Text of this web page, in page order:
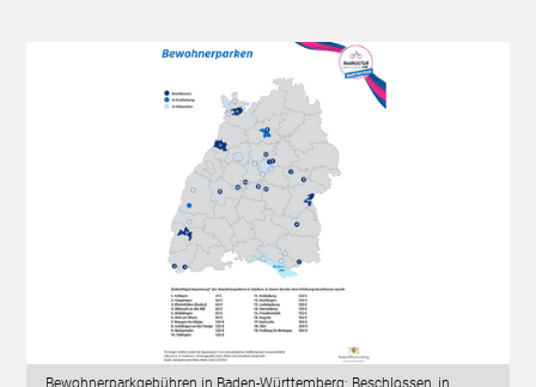
Bewohnerparkgebühren in Baden-Württemberg: Beschlossen, in